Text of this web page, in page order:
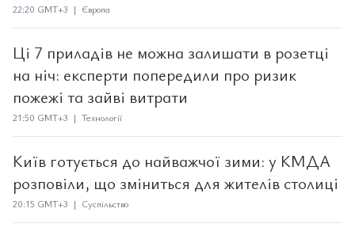
22:20 GMT+3 | Європа
Ці 7 приладів не можна залишати в розетці
на ніч: експерти попередили про ризик
пожежі та зайві витрати
21:50 GMT+3 | Технології
Київ готується до найважчої зими: у КМДА
розповіли, що зміниться для жителів столиці
20:15 GMT+3 | Суспільство